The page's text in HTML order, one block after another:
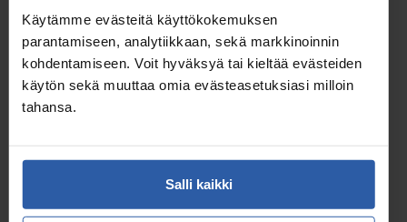
Käytämme evästeitä käyttökokemuksen
parantamiseen, analytiikkaan, sekä markkinoinnin
kohdentamiseen. Voit hyväksyä tai kieltää evästeiden
käytön sekä muuttaa omia evästeasetuksiasi milloin
tahansa.
Salli kaikki
2-osaiset nojatikkaat
Malli KTS-241
Malli KTS-250
Ladattava asennusohje-pdf.